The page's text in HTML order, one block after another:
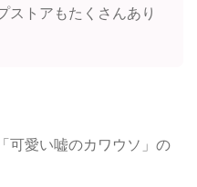
ストアもたくさんあり
可愛い嘘のカワウソ」の